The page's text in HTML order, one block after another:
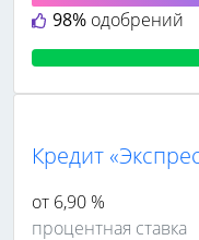
98% одобрений
Кредит
от 6,90 %
процентная ставка